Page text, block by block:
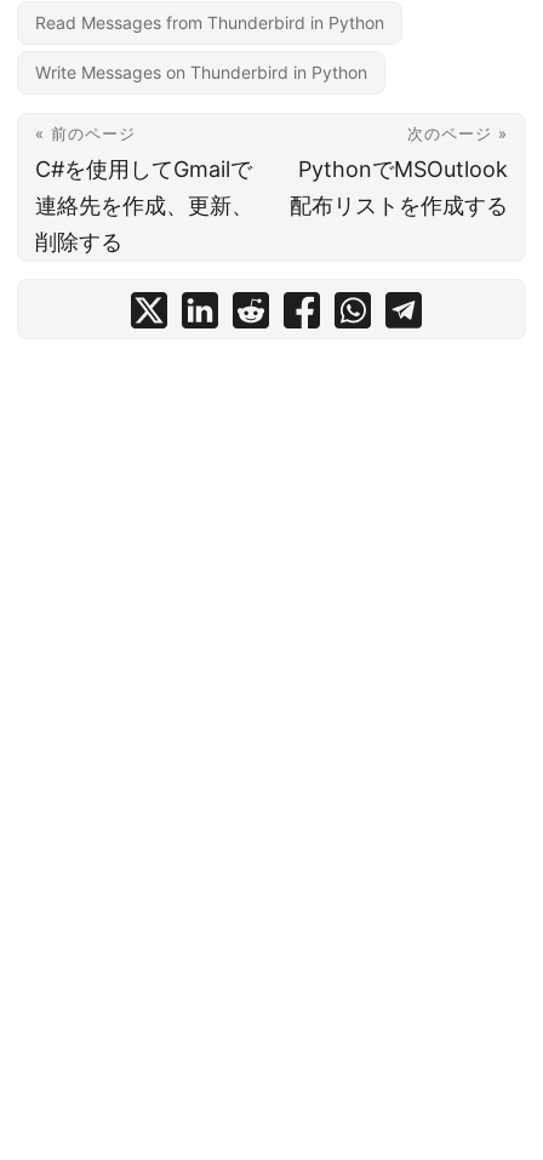
Read Messages from Thunderbird in Python
Write Messages on Thunderbird in Python
« 前のページ
C#を使用してGmailで
連絡先を作成、更新、
削除する
次のページ »
PythonでMSOutlook
配布リストを作成する